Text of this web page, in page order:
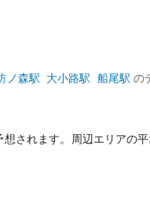
ノ森駅 大小路駅 船尾駅 の
想されます。周辺エリアの